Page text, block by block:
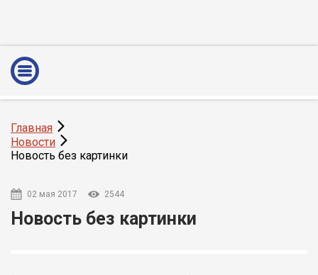
Главная
Новости
Новость без картинки
02 мая 2017 2544
Новость без картинки